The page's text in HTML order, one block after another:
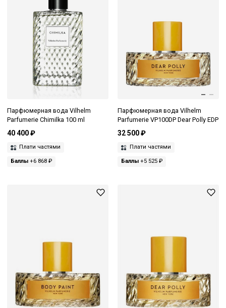
Парфюмерная вода Vilhelm
Parfumerie Chimilka 100 ml
40 400 ₽
Плати частями
Баллы +6 868 ₽
Парфюмерная вода Vilhelm
Parfumerie VP100DP Dear Polly EDP
32 500 ₽
Плати частями
Баллы+5 525 ₽